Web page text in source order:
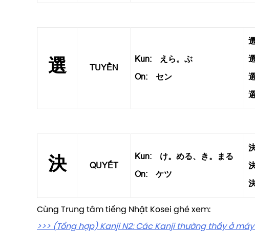
選 TUYỂN
Kun: えら。ぶ
On: セン
決 QUYẾT
Kun: け。める、き。まる
On: ケツ
Cùng Trung tâm tiếng Nhật Kosei ghé xem:
>>> (Tổng hợp) Kanji N2: Các Kanji thường thấy ở